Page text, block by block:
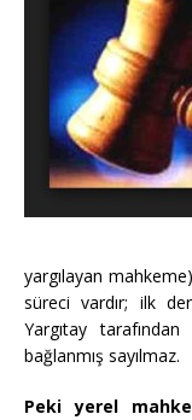
yargılayan
süreci vardır; ilk
Yargıtay
bağlanmış sayılmaz.
Peki yerel